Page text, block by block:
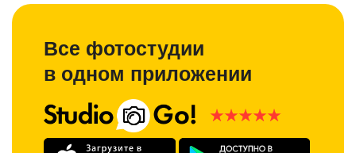
Все фотостудии
в одном приложении